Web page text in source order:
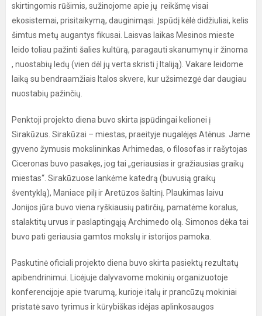
skirtingomis rūšimis, sužinojome apie jų reikšmę visai
ekosistemai, prisitaikymą, dauginimąsi. Įspūdį kėlė didžiuliai, kelis
šimtus metų augantys fikusai. Laisvas laikas Mesinos mieste
leido toliau pažinti šalies kultūrą, paragauti skanumynų ir žinoma
, nuostabių ledų (vien dėl jų verta skristi į Italiją). Vakare leidome
laiką su bendraamžiais Italos skvere, kur užsimezgė dar daugiau
nuostabių pažinčių.
Penktoji projekto diena buvo skirta įspūdingai kelionei į
Sirakūzus. Sirakūzai – miestas, praeityje nugalėjęs Atėnus. Jame
gyveno žymusis mokslininkas Arhimedas, o filosofas ir rašytojas
Ciceronas buvo pasakęs, jog tai „geriausias ir gražiausias graikų
miestas“. Sirakūzuose lankėme katedrą (buvusią graikų
šventyklą), Maniace pilį ir Aretūzos šaltinį. Plaukimas laivu
Jonijos jūra buvo viena ryškiausių patirčių, pamatėme koralus,
stalaktitų urvus ir paslaptingąją Archimedo olą. Simonos dėka tai
buvo pati geriausia gamtos mokslų ir istorijos pamoka.
Paskutinė oficiali projekto diena buvo skirta pasiektų rezultatų
apibendrinimui. Licėjuje dalyvavome mokinių organizuotoje
konferencijoje apie tvarumą, kurioje italų ir prancūzų mokiniai
pristatė savo tyrimus ir kūrybiškas idėjas aplinkosaugos